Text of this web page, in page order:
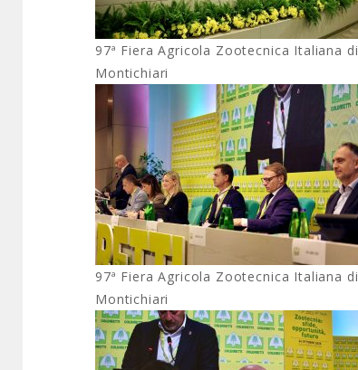
97ª Fiera Agricola Zootecnica Italiana di
Montichiari
97ª Fiera Agricola Zootecnica Italiana di
Montichiari